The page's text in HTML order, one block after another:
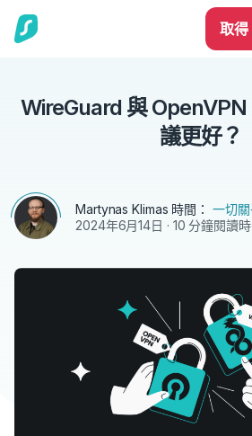
取
WireGuard 與
議更好？
Martynas Klimas 時間：一切
2024年6月14日 · 10 分鐘閱讀